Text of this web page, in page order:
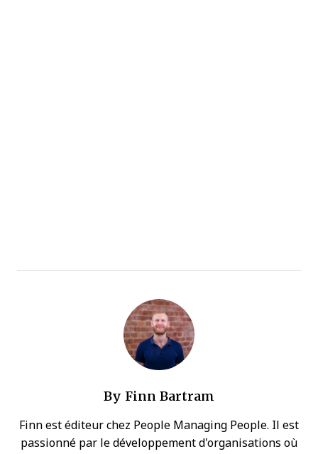
By Finn Bartram
Finn est éditeur chez People Managing People. Il est
passionné par le développement d'organisations où